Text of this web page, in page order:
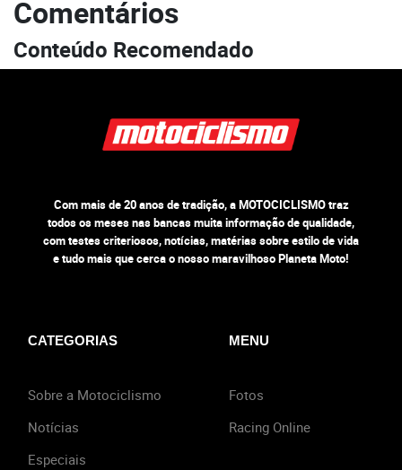
Comentários
Conteúdo Recomendado
Com mais de 20 anos de tradição, a MOTOCICLISMO traz
todos os meses nas bancas muita informação de qualidade,
com testes criteriosos, notícias, matérias sobre estilo de vida
e tudo mais que cerca o nosso maravilhoso Planeta Moto!
CATEGORIAS
Sobre a Motociclismo
Notícias
Especiais
MENU
Fotos
Racing Online